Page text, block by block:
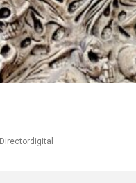
Directordigital